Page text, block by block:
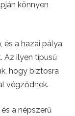
könnyen
, és a hazai pálya
Az ilyen típusú
hogy biztosra
végződnek.
a népszerű